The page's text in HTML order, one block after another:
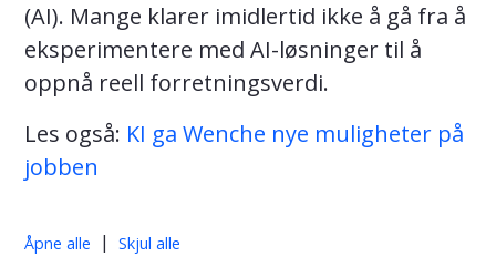
(AI). Mange klarer imidlertid ikke å gå fra å
eksperimentere med AI-løsninger til å
oppnå reell forretningsverdi.
Les også: KI ga Wenche nye muligheter på
jobben
Åpne alle | Skjul alle